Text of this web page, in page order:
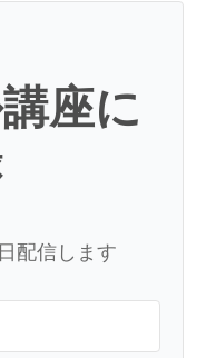
座に
配信します